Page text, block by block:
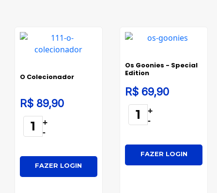
O Colecionador
R$ 89,90
+
-
FAZER LOGIN
Os Goonies - Special
Edition
R$ 69,90
+
-
FAZER LOGIN